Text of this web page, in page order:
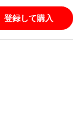
登録して購入